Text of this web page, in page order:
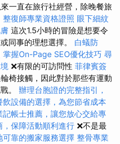
一直在旅行社經營，除晚餐旅
整復師專業資格證照 眼下細紋
這次1.5小時的冒險是想要令
同事的理想選擇。 白蟻防
掌握On-Page SEO優化技巧 尋
❌有限的可訪問性 菲律賓簽
椅接觸，因此對於那些有運動
。 辦理台胞證的完整指引，
飲設備的選擇，為您節省成本
記帳士推薦，讓您放心交給專
保障活動順利進行 ❌不是最
靠的搬家服務選擇 整骨專業